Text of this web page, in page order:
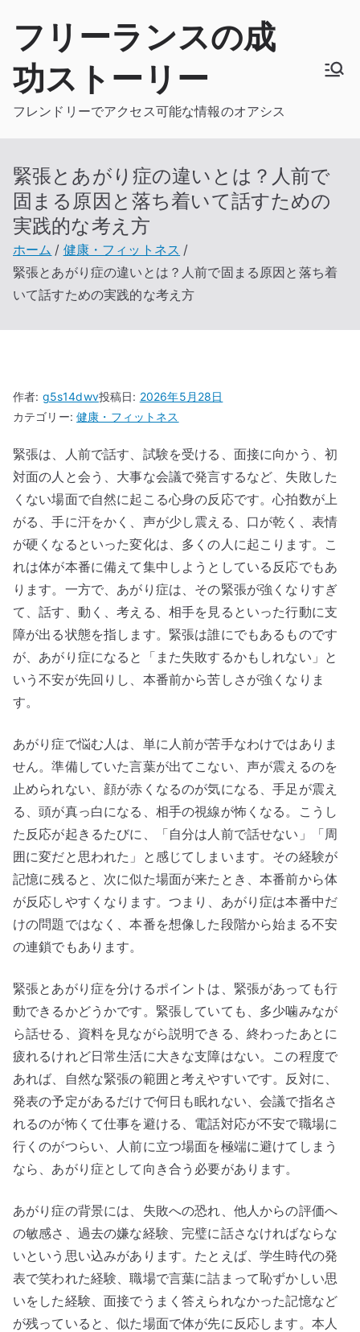
フリーランスの成
功ストーリー
フレンドリーでアクセス可能な情報のオアシス
緊張とあがり症の違いとは？人前で
固まる原因と落ち着いて話すための
実践的な考え方
ホーム
健康・フィットネス
緊張とあがり症の違いとは？人前で固まる原因と落ち着
いて話すための実践的な考え方
作者: g5s14dwv投稿日: 2026年5月28日
カテゴリー:健康・フィットネス
緊張は、人前で話す、試験を受ける、面接に向かう、初
対面の人と会う、大事な会議で発言するなど、失敗した
くない場面で自然に起こる心身の反応です。心拍数が上
がる、手に汗をかく、声が少し震える、口が乾く、表情
が硬くなるといった変化は、多くの人に起こります。こ
れは体が本番に備えて集中しようとしている反応でもあ
ります。一方で、あがり症は、その緊張が強くなりすぎ
て、話す、動く、考える、相手を見るといった行動に支
障が出る状態を指します。緊張は誰にでもあるものです
が、あがり症になると「また失敗するかもしれない」と
いう不安が先回りし、本番前から苦しさが強くなりま
す。
あがり症で悩む人は、単に人前が苦手なわけではありま
せん。準備していた言葉が出てこない、声が震えるのを
止められない、顔が赤くなるのが気になる、手足が震え
る、頭が真っ白になる、相手の視線が怖くなる。こうし
た反応が起きるたびに、「自分は人前で話せない」「周
囲に変だと思われた」と感じてしまいます。その経験が
記憶に残ると、次に似た場面が来たとき、本番前から体
が反応しやすくなります。つまり、あがり症は本番中だ
けの問題ではなく、本番を想像した段階から始まる不安
の連鎖でもあります。
緊張とあがり症を分けるポイントは、緊張があっても行
動できるかどうかです。緊張していても、多少噛みなが
ら話せる、資料を見ながら説明できる、終わったあとに
疲れるけれど日常生活に大きな支障はない。この程度で
あれば、自然な緊張の範囲と考えやすいです。反対に、
発表の予定があるだけで何日も眠れない、会議で指名さ
れるのが怖くて仕事を避ける、電話対応が不安で職場に
行くのがつらい、人前に立つ場面を極端に避けてしまう
なら、あがり症として向き合う必要があります。
あがり症の背景には、失敗への恐れ、他人からの評価へ
の敏感さ、過去の嫌な経験、完璧に話さなければならな
いという思い込みがあります。たとえば、学生時代の発
表で笑われた経験、職場で言葉に詰まって恥ずかしい思
いをした経験、面接でうまく答えられなかった記憶など
が残っていると、似た場面で体が先に反応します。本人